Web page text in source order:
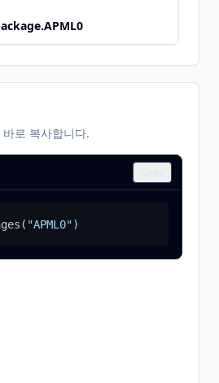
로 복사합니다.
( "APML0")